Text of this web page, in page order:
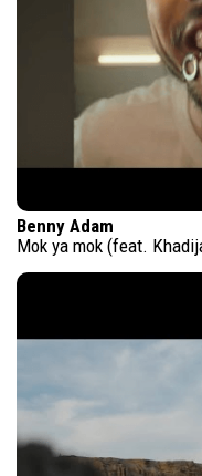
Benny Adam
Mok ya mok (feat.